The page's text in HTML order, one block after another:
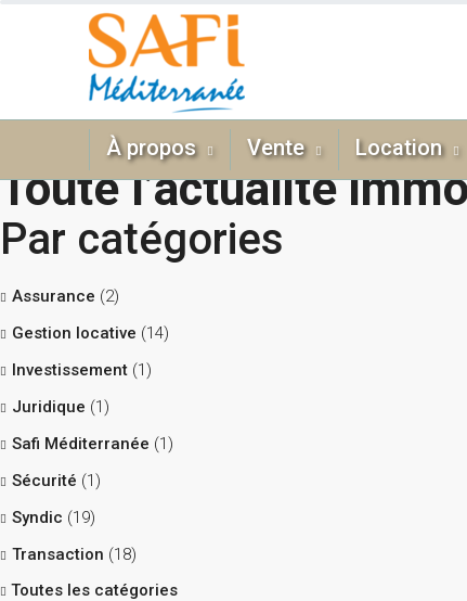
À propos Vente Location
Toute l’actualité
Par catégories
Assurance (2)
Gestion locative (14)
Investissement (1)
Juridique (1)
Safi Méditerranée (1)
Sécurité (1)
Syndic (19)
Transaction (18)
Toutes les catégories